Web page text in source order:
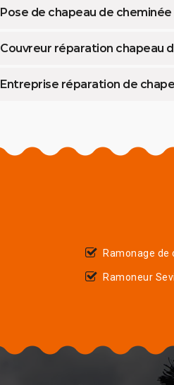
Pose de chapeau de cheminée
Couvreur réparation chapeau
Entreprise réparation de
Ramonage de
Ramoneur